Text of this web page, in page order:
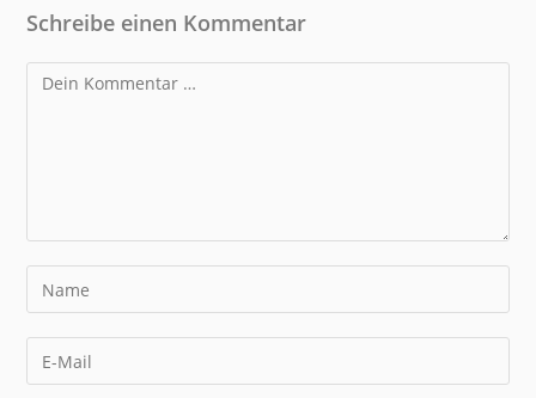
Schreibe einen Kommentar